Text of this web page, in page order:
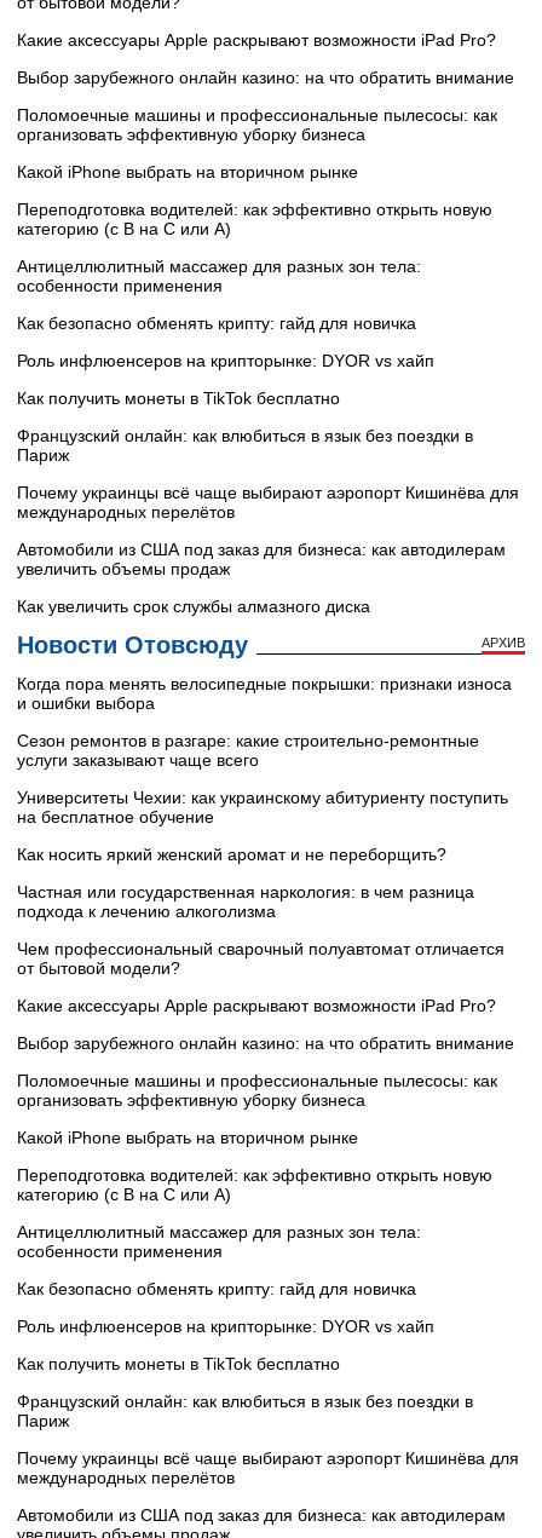
Какие аксессуары Apple раскрывают возможности iPad Pro?
Выбор зарубежного онлайн казино: на что обратить внимание
Поломоечные машины и профессиональные пылесосы: как
организовать эффективную уборку бизнеса
Какой iPhone выбрать на вторичном рынке
Переподготовка водителей: как эффективно открыть новую
категорию (с B на C или А)
Антицеллюлитный массажер для разных зон тела:
особенности применения
Как безопасно обменять крипту: гайд для новичка
Роль инфлюенсеров на крипторынке: DYOR vs хайп
Как получить монеты в TikTok бесплатно
Французский онлайн: как влюбиться в язык без поездки в
Париж
Почему украинцы всё чаще выбирают аэропорт Кишинёва для
международных перелётов
Автомобили из США под заказ для бизнеса: как автодилерам
увеличить объемы продаж
Как увеличить срок службы алмазного диска
Новости Отовсюду АРХИВ
Когда пора менять велосипедные покрышки: признаки износа
и ошибки выбора
Сезон ремонтов в разгаре: какие строительно-ремонтные
услуги заказывают чаще всего
Университеты Чехии: как украинскому абитуриенту поступить
на бесплатное обучение
Как носить яркий женский аромат и не переборщить?
Частная или государственная наркология: в чем разница
подхода к лечению алкоголизма
Чем профессиональный сварочный полуавтомат отличается
от бытовой модели?
Какие аксессуары Apple раскрывают возможности iPad Pro?
Выбор зарубежного онлайн казино: на что обратить внимание
Поломоечные машины и профессиональные пылесосы: как
организовать эффективную уборку бизнеса
Какой iPhone выбрать на вторичном рынке
Переподготовка водителей: как эффективно открыть новую
категорию (с B на C или А)
Антицеллюлитный массажер для разных зон тела:
особенности применения
Как безопасно обменять крипту: гайд для новичка
Роль инфлюенсеров на крипторынке: DYOR vs хайп
Как получить монеты в TikTok бесплатно
Французский онлайн: как влюбиться в язык без поездки в
Париж
Почему украинцы всё чаще выбирают аэропорт Кишинёва для
международных перелётов
Автомобили из США под заказ для бизнеса: как автодилерам
увеличить объемы продаж